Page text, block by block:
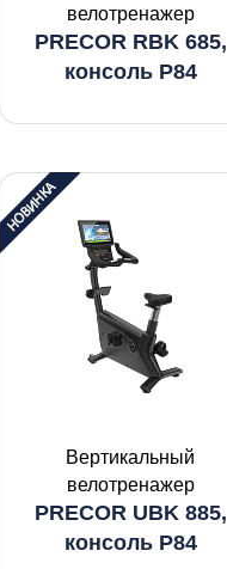
велотренажер
PRECOR RBK 685,
консоль P84
Вертикальный
велотренажер
PRECOR UBK 885,
консоль P84